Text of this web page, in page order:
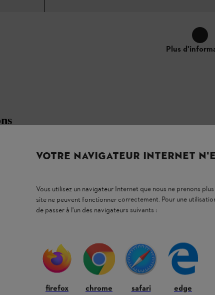
Plus
STIHL
VOTRE NAVIGATEUR INTERNET
Vous utilisez un navigateur Internet que nous ne prenons
site ne peuvent fonctionner correctement. Pour une
de passer à l'un des navigateurs suivants :
firefox chrome safari edge